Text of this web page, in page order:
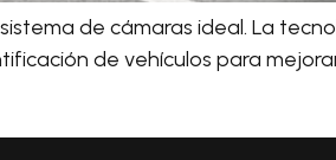
de cámaras ideal. La
de vehículos para